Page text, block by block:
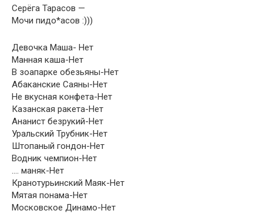
Серёга Тарасов —
Мочи пидо*асов :)))
Девочка Маша- Нет
Манная каша-Нет
В зоапарке обезьяны-Нет
Абаканские Саяны-Нет
Не вкусная конфета-Нет
Казанская ракета-Нет
Ананист безрукий-Нет
Уральский Трубник-Нет
Штопаный гондон-Нет
Водник чемпион-Нет
…. маняк-Нет
Кранотурьинский Маяк-Нет
Мятая понама-Нет
Московское Динамо-Нет